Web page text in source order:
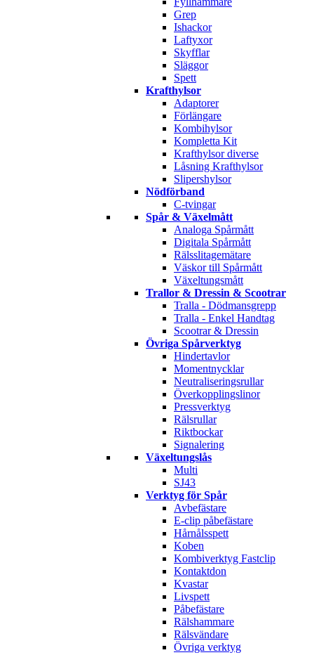
Grep
Ishackor
Laftyxor
Skyfflar
Släggor
Spett
Krafthylsor
Adaptorer
Förlängare
Kombihylsor
Kompletta Kit
Krafthylsor diverse
Låsning Krafthylsor
Slipershylsor
Nödförband
C-tvingar
Spår & Växelmått
Analoga Spårmått
Digitala Spårmått
Rälsslitagemätare
Väskor till Spårmått
Växeltungsmått
Trallor & Dressin & Scootrar
Tralla - Dödmansgrepp
Tralla - Enkel Handtag
Scootrar & Dressin
Övriga Spårverktyg
Hindertavlor
Momentnycklar
Neutraliseringsrullar
Överkopplingslinor
Pressverktyg
Rälsrullar
Riktbockar
Signalering
Växeltungslås
Multi
SJ43
Verktyg för Spår
Avbefästare
E-clip påbefästare
Hårnålsspett
Koben
Kombiverktyg Fastclip
Kontaktdon
Kvastar
Livspett
Påbefästare
Rälshammare
Rälsvändare
Övriga verktyg